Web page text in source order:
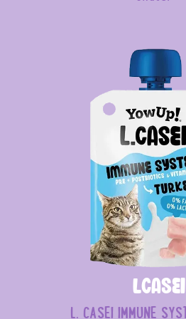
LCasei
L. CASEI IMMUNE